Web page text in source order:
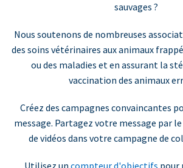
sauvages ?
Nous soutenons de nombreuses
des soins vétérinaires aux animaux
ou des maladies et en assurant la
vaccination des animaux
Créez des campagnes convaincantes
message. Partagez votre message par
de vidéos dans votre campagne de